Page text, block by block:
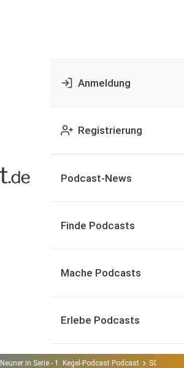
Anmeldung
Registrierung
Podcast-News
Finde Podcasts
Mache Podcasts
Erlebe Podcasts
Neuner in Serie - 1. Kegel-Podcast Podcast SCHWAZ